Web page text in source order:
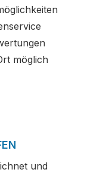
möglich
und